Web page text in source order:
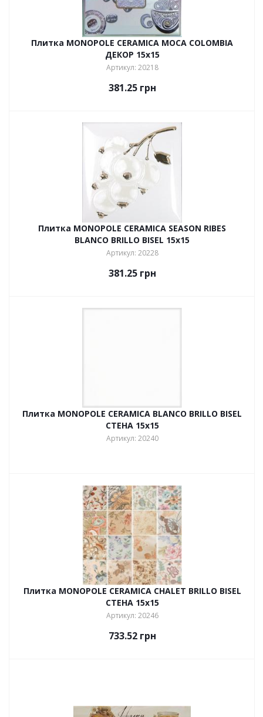
Плитка MONOPOLE CERAMICA MOCA COLOMBIA
ДЕКОР 15х15
Артикул: 20218
381.25грн
Плитка MONOPOLE CERAMICA SEASON RIBES
BLANCO BRILLO BISEL 15х15
Артикул: 20228
381.25грн
Плитка MONOPOLE CERAMICA BLANCO BRILLO BISEL
СТЕНА 15х15
Артикул: 20240
Плитка MONOPOLE CERAMICA CHALET BRILLO BISEL
СТЕНА 15х15
Артикул: 20246
733.52грн